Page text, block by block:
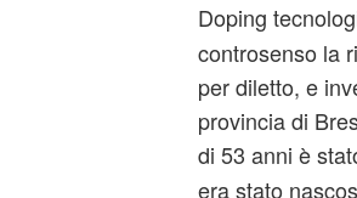
Doping
controsenso la
per diletto, e
provincia di
di 53 anni è
era stato